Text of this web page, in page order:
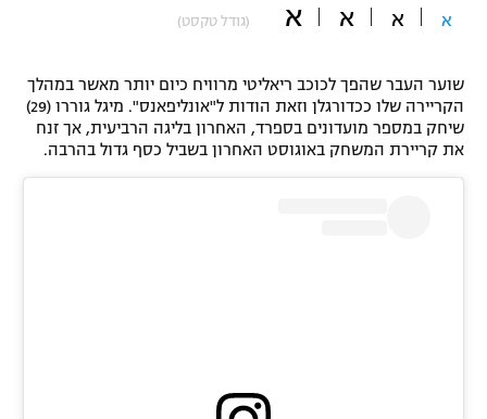
תקנון עבור פעילות אלקטרה
גיימינג E-Sports
רשיון להקרנה פומבית לבית עסק
פוטבול אמריקאי NFL
בייסבול MLB
א א א א (גודל טקסט)
שוער העבר שהפך לכוכב ריאליטי מרוויח כיום יותר מאשר במהלך
הקריירה שלו ככדורגלן וזאת הודות ל"אונליפאנס". מיגל גוררו (29)
שיחק במספר מועדונים בספרד, האחרון בליגה הרביעית, אך זנח
את קריירת המשחק באוגוסט האחרון בשביל כסף גדול בהרבה.